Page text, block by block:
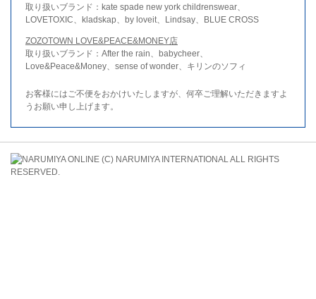
取り扱いブランド：kate spade new york childrenswear、
LOVETOXIC、kladskap、by loveit、Lindsay、BLUE CROSS
ZOZOTOWN LOVE&PEACE&MONEY店
取り扱いブランド：After the rain、babycheer、
Love&Peace&Money、sense of wonder、キリンのソフィ
お客様にはご不便をおかけいたしますが、何卒ご理解いただきますよ
うお願い申し上げます。